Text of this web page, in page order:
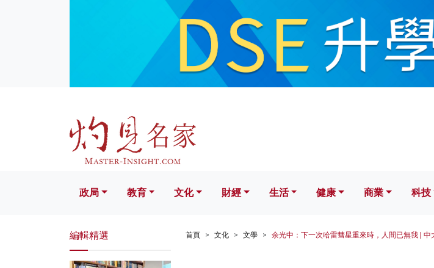
文化 財經 生活 健康 科技
政局 教育 文化 財經 生活 健康 商業 科技
首頁 文化 文學 余光中：下一次哈雷彗星重來時，人間已無我 | 中
編輯精選